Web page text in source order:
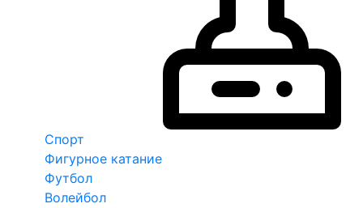
Спорт
Фигурное катание
Футбол
Волейбол